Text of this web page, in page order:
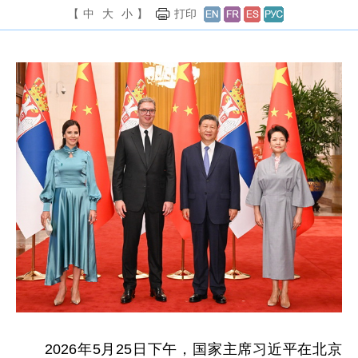
【 中 大 小 】 打印
2026年5月25日下午，国家主席习近平在北京